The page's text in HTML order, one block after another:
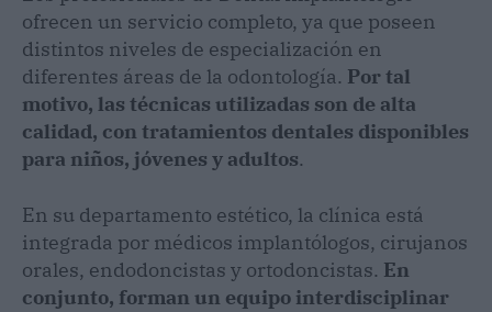
ofrecen un servicio completo, ya que poseen
distintos niveles de especialización en
diferentes áreas de la odontología. Por tal
motivo, las técnicas utilizadas son de alta
calidad, con tratamientos dentales disponibles
para niños, jóvenes y adultos.
En su departamento estético, la clínica está
integrada por médicos implantólogos, cirujanos
orales, endodoncistas y ortodoncistas. En
conjunto, forman un equipo interdisciplinar